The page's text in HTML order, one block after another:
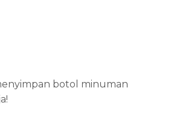
botol minuman